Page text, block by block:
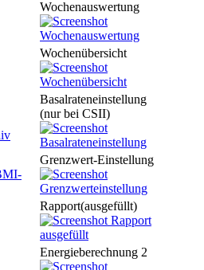
Wochenauswertung
Wochenübersicht
Basalrateneinstellung
(nur bei CSII)
Grenzwert-Einstellung
Rapport(ausgefüllt)
Energieberechnung 2